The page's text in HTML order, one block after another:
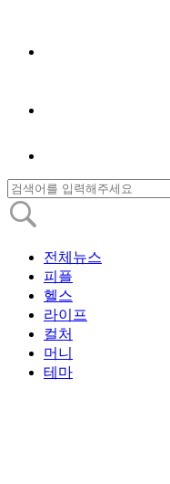
전체뉴스
피플
헬스
라이프
컬처
머니
테마